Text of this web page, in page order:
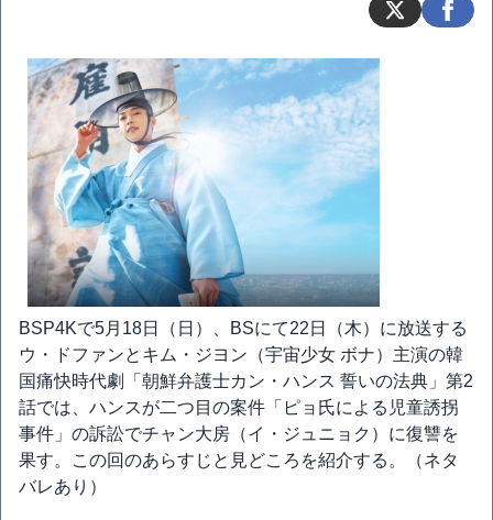
BSP4Kで5月18日（日）、BSにて22日（木）に放送する
ウ・ドファンとキム・ジヨン（宇宙少女 ボナ）主演の韓
国痛快時代劇「朝鮮弁護士カン・ハンス 誓いの法典」第2
話では、ハンスが二つ目の案件「ピョ氏による児童誘拐
事件」の訴訟でチャン大房（イ・ジュニョク）に復讐を
果す。この回のあらすじと見どころを紹介する。（ネタ
バレあり）